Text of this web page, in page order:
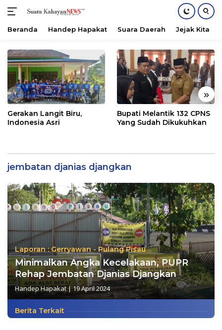
konten
Beranda Handep Hapakat Suara Daerah Jejak Kita
« »
Gerakan Langit Biru,
Indonesia Asri
Bupati Melantik 132 CPNS
Yang Sudah Dikukuhkan
jembatan djanias djangkan
Laporan : Gerryawan - Pulang Pisau
Minimalkan Angka Kecelakaan, PUPR
Rehap Jembatan Djanias Djangkan
Handep Hapakat|19 April 2024
Berita Terkait